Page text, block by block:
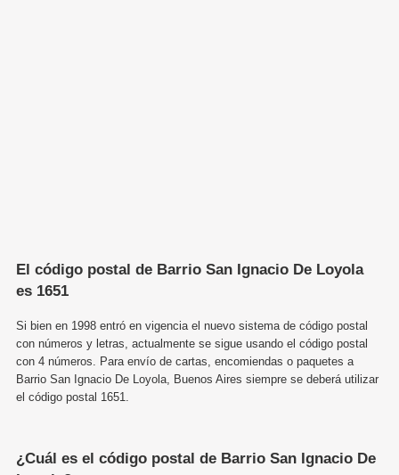
El código postal de Barrio San Ignacio De Loyola
es 1651
Si bien en 1998 entró en vigencia el nuevo sistema de código postal
con números y letras, actualmente se sigue usando el código postal
con 4 números. Para envío de cartas, encomiendas o paquetes a
Barrio San Ignacio De Loyola, Buenos Aires siempre se deberá utilizar
el código postal 1651.
¿Cuál es el código postal de Barrio San Ignacio De